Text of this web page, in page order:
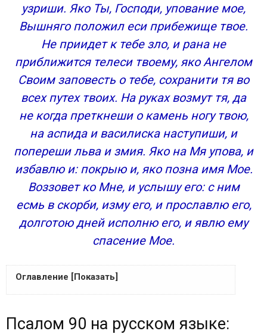
узриши. Яко Ты, Господи, упование мое,
Вышняго положил еси прибежище твое.
Не приидет к тебе зло, и рана не
приближится телеси твоему, яко Ангелом
Своим заповесть о тебе, сохранити тя во
всех путех твоих. На руках возмут тя, да
не когда преткнеши о камень ногу твою,
на аспида и василиска наступиши, и
попереши льва и змия. Яко на Мя упова, и
избавлю и: покрыю и, яко позна имя Мое.
Воззовет ко Мне, и услышу его: с ним
есмь в скорби, изму его, и прославлю его,
долготою дней исполню его, и явлю ему
спасение Мое.
Оглавление [Показать]
современным переводом
Псалом 90 на русском языке: